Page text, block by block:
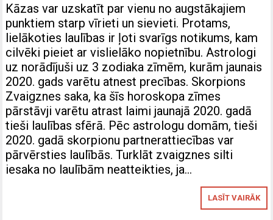
Kāzas var uzskatīt par vienu no augstākajiem
punktiem starp vīrieti un sievieti. Protams,
lielākoties laulības ir ļoti svarīgs notikums, kam
cilvēki pieiet ar vislielāko nopietnību. Astrologi
uz norādījuši uz 3 zodiaka zīmēm, kurām jaunais
2020. gads varētu atnest precības. Skorpions
Zvaigznes saka, ka šīs horoskopa zīmes
pārstāvji varētu atrast laimi jaunajā 2020. gadā
tieši laulības sfērā. Pēc astrologu domām, tieši
2020. gadā skorpionu partnerattiecības var
pārvērsties laulībās. Turklāt zvaigznes silti
iesaka no laulībām neatteikties, ja…
LASĪT VAIRĀK